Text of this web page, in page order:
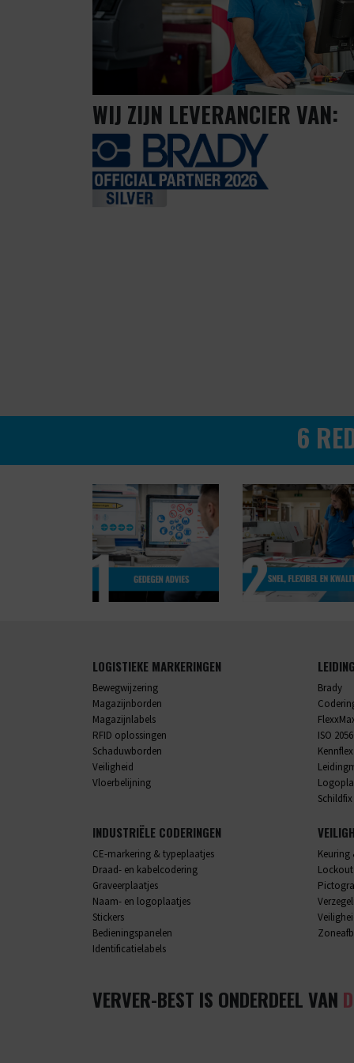
WIJ ZIJN LEVERANCIER VAN:
6
LOGISTIEKE MARKERINGEN
Bewegwijzering
Magazijnborden
Magazijnlabels
RFID oplossingen
Schaduwborden
Veiligheid
Vloerbelijning
Brady
ISO
Kennflex
Schildfix
INDUSTRIËLE CODERINGEN
CE-markering & typeplaatjes
Draad- en kabelcodering
Graveerplaatjes
Naam- en logoplaatjes
Stickers
Bedieningspanelen
Identificatielabels
Keuring
VERVER-BEST IS ONDERDEEL VAN